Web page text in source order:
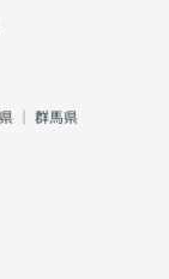
｜ 群馬県